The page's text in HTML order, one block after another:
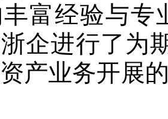
富经验与专
企进行了为
产业务开展